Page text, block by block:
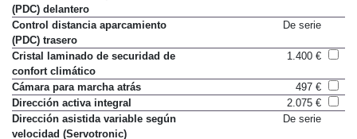
Control distancia aparcamiento
(PDC) delantero
Control distancia aparcamiento
(PDC) trasero
Cristal laminado de securidad de
confort climático
Cámara para marcha atrás
497 €
Dirección activa integral
2.075 €
Dirección asistida variable según